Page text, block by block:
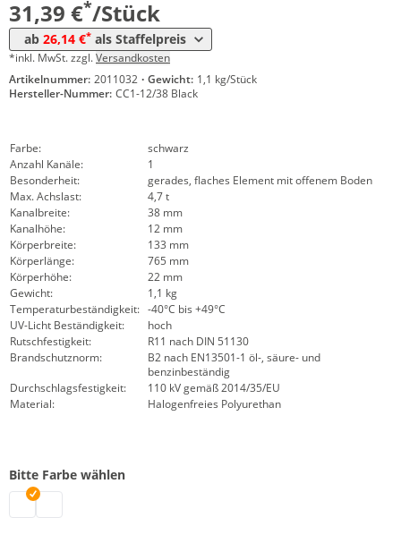
31,39 €*/Stück
ab 26,14 €* als Staffelpreis
*inkl. MwSt. zzgl.Versandkosten
Artikelnummer: 2011032 · Gewicht: 1,1 kg/Stück
Hersteller-Nummer: CC1-12/38 Black
Farbe:
schwarz
Anzahl Kanäle:
1
Besonderheit:
gerades, flaches Element mit offenem Boden
Max. Achslast:
4,7 t
Kanalbreite:
38 mm
Kanalhöhe:
12 mm
Körperbreite:
133 mm
Körperlänge:
765 mm
Körperhöhe:
22 mm
Gewicht:
1,1 kg
Temperaturbeständigkeit: -40°C bis +49°C
UV-Licht Beständigkeit:
hoch
Rutschfestigkeit:
R11 nach DIN 51130
Brandschutznorm:
B2 nach EN13501-1 öl-, säure- und
benzinbeständig
Durchschlagsfestigkeit:
110 kV gemäß 2014/35/EU
Material:
Halogenfreies Polyurethan
Bitte Farbe wählen
Kabelbrücke flach | schwarz
Kabelbrücke flach | rot